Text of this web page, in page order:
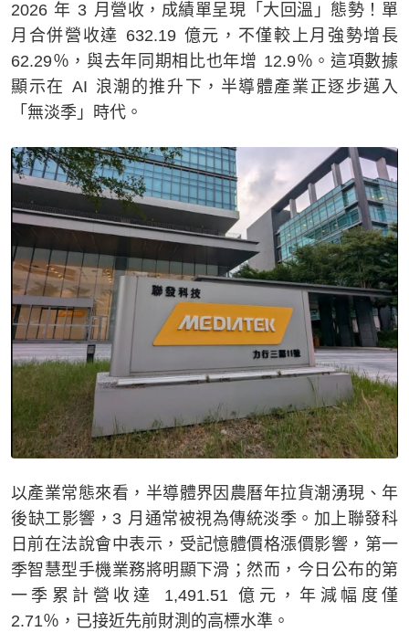
2026 年 3 月營收，成績單呈現「大回溫」態勢！單
月合併營收達 632.19 億元，不僅較上月強勢增長
62.29％，與去年同期相比也年增 12.9％。這項數據
顯示在 AI 浪潮的推升下，半導體產業正逐步邁入
「無淡季」時代。
以產業常態來看，半導體界因農曆年拉貨潮湧現、年
後缺工影響，3 月通常被視為傳統淡季。加上聯發科
日前在法說會中表示，受記憶體價格漲價影響，第一
季智慧型手機業務將明顯下滑；然而，今日公布的第
一季累計營收達 1,491.51 億元，年減幅度僅
2.71％，已接近先前財測的高標水準。